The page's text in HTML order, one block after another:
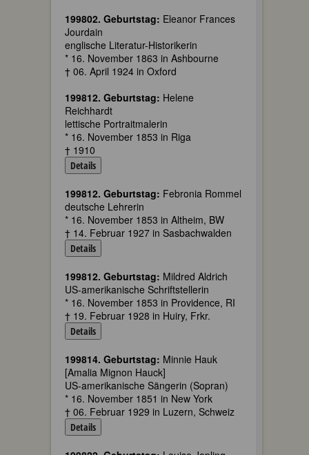
199802. Geburtstag: Eleanor Frances
Jourdain
englische Literatur-Historikerin
* 16. November 1863 in Ashbourne
† 06. April 1924 in Oxford
199812. Geburtstag: Helene
Reichhardt
lettische Portraitmalerin
* 16. November 1853 in Riga
† 1910
Details
199812. Geburtstag: Febronia Rommel
deutsche Lehrerin
* 16. November 1853 in Altheim, BW
† 14. Februar 1927 in Sasbachwalden
Details
199812. Geburtstag: Mildred Aldrich
US-amerikanische Schriftstellerin
* 16. November 1853 in Providence, RI
† 19. Februar 1928 in Huiry, Frkr.
Details
199814. Geburtstag: Minnie Hauk
[Amalia Mignon Hauck]
US-amerikanische Sängerin (Sopran)
* 16. November 1851 in New York
† 06. Februar 1929 in Luzern, Schweiz
Details